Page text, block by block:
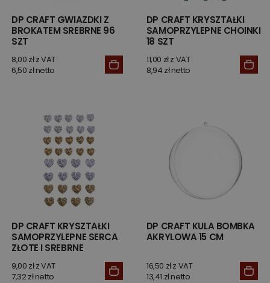
DP CRAFT GWIAZDKI Z
BROKATEM SREBRNE 96
SZT
8,00 zł z VAT
6,50 zł netto
DP CRAFT KRYSZTAŁKI
SAMOPRZYLEPNE CHOINKI
18 SZT
11,00 zł z VAT
8,94 zł netto
DP CRAFT KRYSZTAŁKI
SAMOPRZYLEPNE SERCA
ZŁOTE I SREBRNE
9,00 zł z VAT
7,32 zł netto
DP CRAFT KULA BOMBKA
AKRYLOWA 15 CM
16,50 zł z VAT
13,41 zł netto